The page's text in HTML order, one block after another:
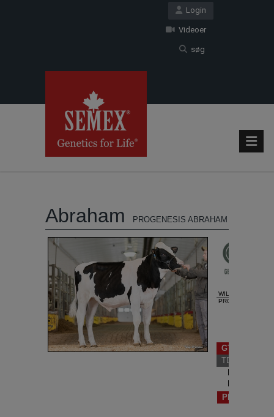
Login
Videoer
søg